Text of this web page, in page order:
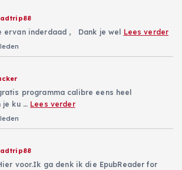
ervan inderdaad , Dank je wel Lees verder
programma calibre eens heel
je ku … Lees verder
voor.Ik ga denk ik die EpubReader for